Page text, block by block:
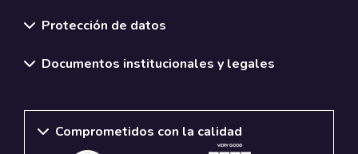
Protección de datos
Documentos institucionales y legales
Comprometidos con la calidad